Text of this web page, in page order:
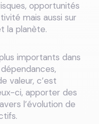
opportunités
mais aussi sur
la planète.
importants dans
valeur, c’est
ci, apporter des
l’évolution de